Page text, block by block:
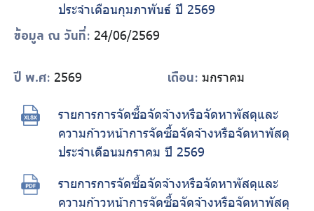
ประจำเดือนกุมภาพันธ์ ปี 2569
ข้อมูล ณ วันที่: 24/06/2569
ปี พ.ศ: 2569 เดือน: มกราคม
รายการการจัดซื้อจัดจ้างหรือจัดหาพัสดุและ
ความก้าวหน้าการจัดซื้อจัดจ้างหรือจัดหาพัสดุ
ประจำเดือนมกราคม ปี 2569
รายการการจัดซื้อจัดจ้างหรือจัดหาพัสดุและ
ความก้าวหน้าการจัดซื้อจัดจ้างหรือจัดหาพัสดุ